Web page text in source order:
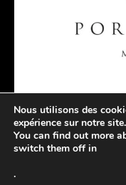
Nous utilisons des
expérience sur notre site.
You can find out more
switch them off in
.